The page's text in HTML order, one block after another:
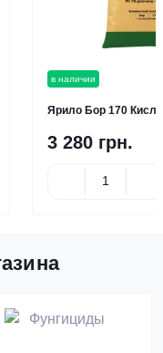
в наличии
Ярило Бор 170
3 280 грн.